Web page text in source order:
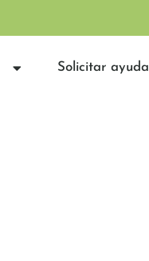
Solicitar ayuda